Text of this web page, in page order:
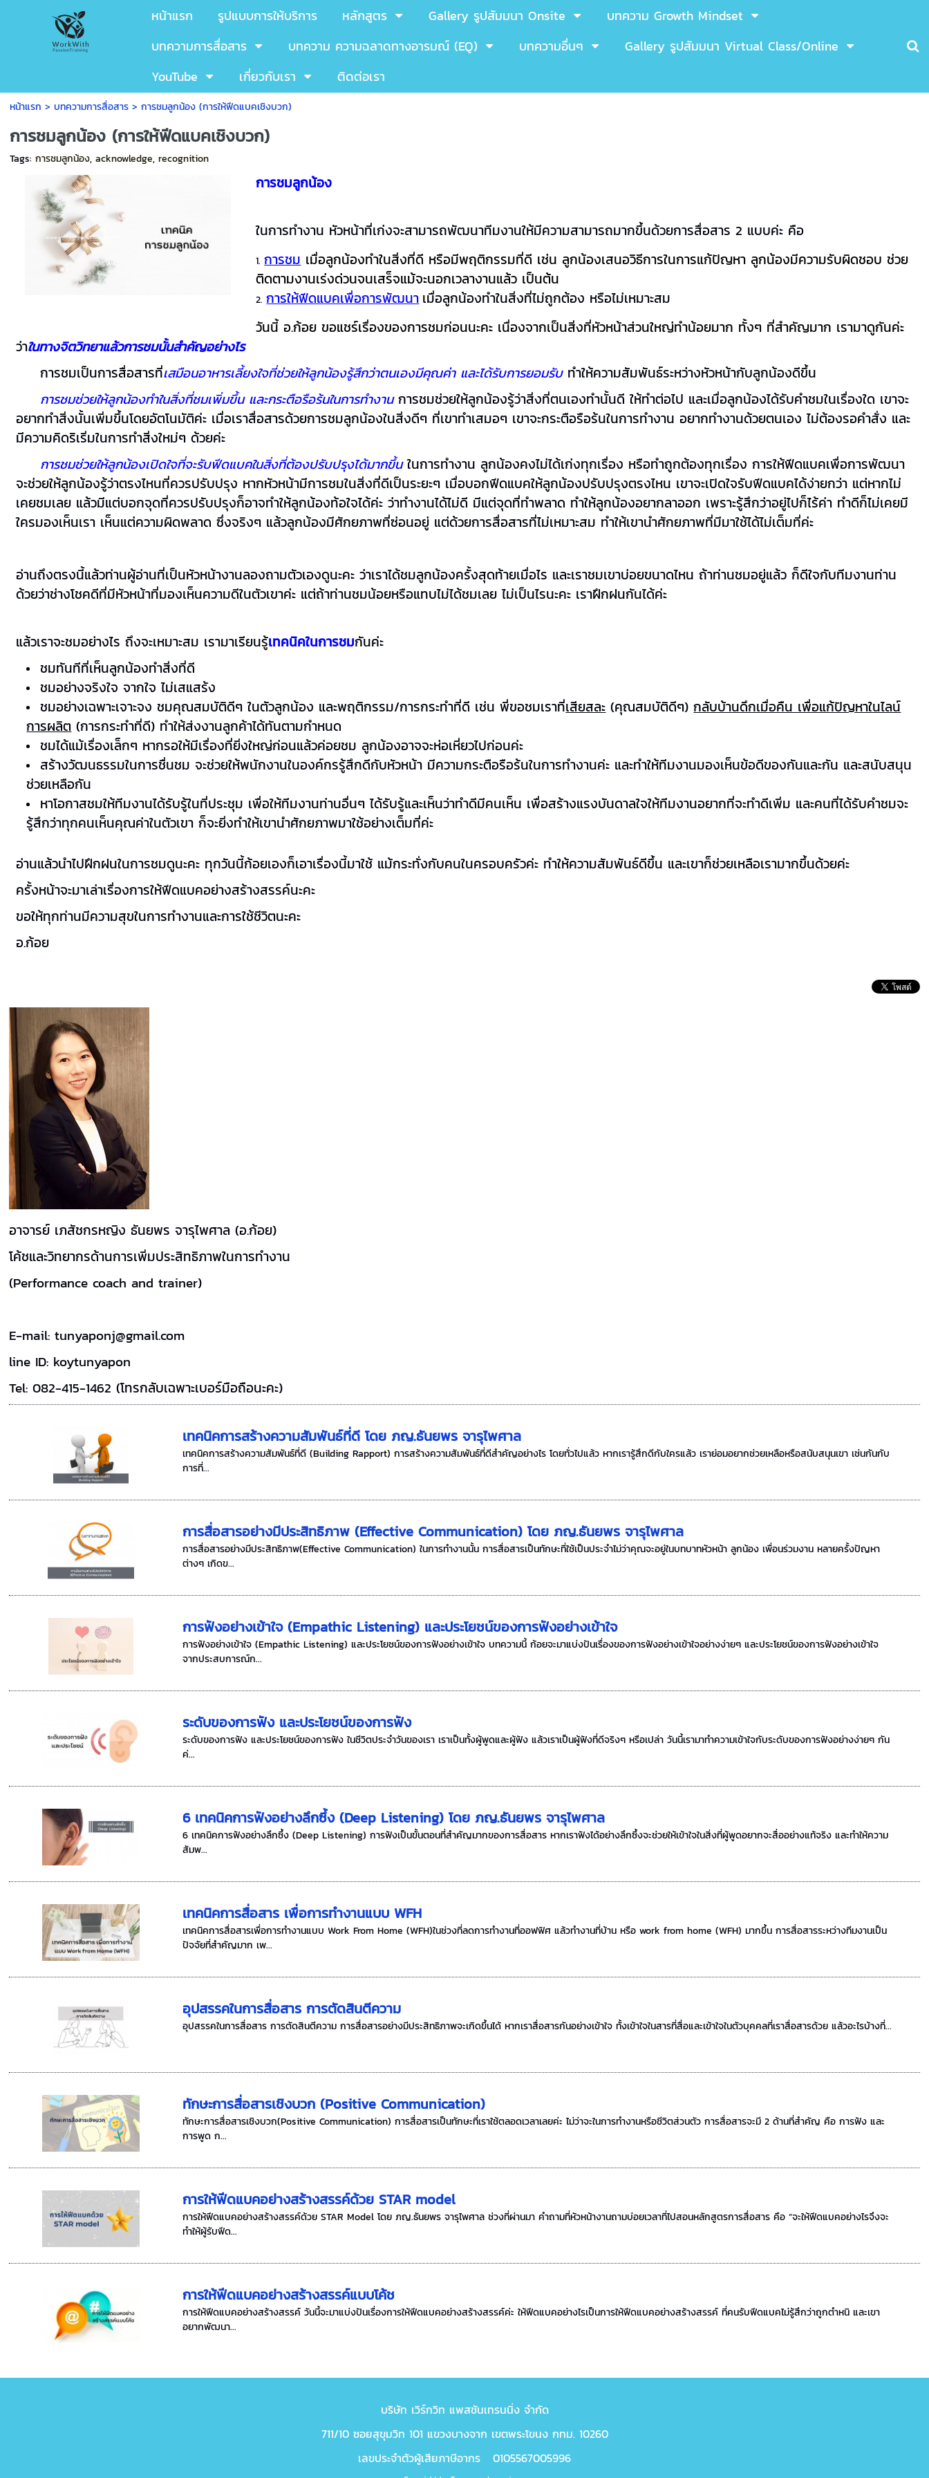
หน้าแรก รูปแบบการให้บริการ หลักสูตร Gallery รูปสัมมนา Onsite
บทความ Growth Mindset
บทความการสื่อสาร
บทความ ความฉลาดทางอารมณ์ (EQ) บทความอื่นๆ
Gallery รูปสัมมนา Virtual Class/Online
YouTube
เกี่ยวกับเรา ติดต่อเรา
หน้าแรก > บทความการสื่อสาร> การชมลูกน้อง (การให้ฟีดแบคเชิงบวก)
การชมลูกน้อง (การให้ฟีดแบคเชิงบวก)
Tags: การชมลูกน้อง, acknowledge, recognition
การชมลูกน้อง
ในการทำงาน หัวหน้าที่เก่งจะสามารถพัฒนาทีมงานให้มีความสามารถมากขึ้นด้วยการสื่อสาร 2 แบบค่ะ คือ
การชม เมื่อลูกน้องทำในสิ่งที่ดี หรือมีพฤติกรรมที่ดี เช่น ลูกน้องเสนอวิธีการในการแก้ปัญหา ลูกน้องมีความรับผิดชอบ ช่วย
ติดตามงานเร่งด่วนจนเสร็จแม้จะนอกเวลางานแล้ว เป็นต้น
การให้ฟีดแบคเพื่อการพัฒนา เมื่อลูกน้องทำในสิ่งที่ไม่ถูกต้อง หรือไม่เหมาะสม
วันนี้ อ.ก้อย ขอแชร์เรื่องของการชมก่อนนะคะ เนื่องจากเป็นสิ่งที่หัวหน้าส่วนใหญ่ทำน้อยมาก ทั้งๆ ที่สำคัญมาก เรามาดูกันค่ะ
ว่าในทางจิตวิทยาแล้วการชมนั้นสำคัญอย่างไร
การชมเป็นการสื่อสารที่เสมือนอาหารเลี้ยงใจที่ช่วยให้ลูกน้องรู้สึกว่าตนเองมีคุณค่า และได้รับการยอมรับทำให้ความสัมพันธ์ระหว่างหัวหน้ากับลูกน้องดีขึ้น
การชมช่วยให้ลูกน้องทำในสิ่งที่ชมเพิ่มขึ้น และกระตือรือร้นในการทำงานการชมช่วยให้ลูกน้องรู้ว่าสิ่งที่ตนเองทำนั้นดี ให้ทำต่อไป และเมื่อลูกน้องได้รับคำชมในเรื่องใด เขาจะ
อยากทำสิ่งนั้นเพิ่มขึ้นโดยอัตโนมัติค่ะ เมื่อเราสื่อสารด้วยการชมลูกน้องในสิ่งดีๆ ที่เขาทำเสมอๆ เขาจะกระตือรือร้นในการทำงาน อยากทำงานด้วยตนเอง ไม่ต้องรอคำสั่ง และ
มีความคิดริเริ่มในการทำสิ่งใหม่ๆ ด้วยค่ะ
การชมช่วยให้ลูกน้องเปิดใจที่จะรับฟีดแบคในสิ่งที่ต้องปรับปรุงได้มากขึ้นในการทำงาน ลูกน้องคงไม่ได้เก่งทุกเรื่อง หรือทำถูกต้องทุกเรื่อง การให้ฟีดแบคเพื่อการพัฒนา
จะช่วยให้ลูกน้องรู้ว่าตรงไหนที่ควรปรับปรุง หากหัวหน้ามีการชมในสิ่งที่ดีเป็นระยะๆ เมื่อบอกฟีดแบคให้ลูกน้องปรับปรุงตรงไหน เขาจะเปิดใจรับฟีดแบคได้ง่ายกว่า แต่หากไม่
เคยชมเลย แล้วมีแต่บอกจุดที่ควรปรับปรุงก็อาจทำให้ลูกน้องท้อใจได้ค่ะ ว่าทำงานได้ไม่ดี มีแต่จุดที่ทำพลาด ทำให้ลูกน้องอยากลาออก เพราะรู้สึกว่าอยู่ไปก็ไร้ค่า ทำดีก็ไม่เคยมี
ใครมองเห็นเรา เห็นแต่ความผิดพลาด ซึ่งจริงๆ แล้วลูกน้องมีศักยภาพที่ซ่อนอยู่ แต่ด้วยการสื่อสารที่ไม่เหมาะสม ทำให้เขานำศักยภาพที่มีมาใช้ได้ไม่เต็มที่ค่ะ
อ่านถึงตรงนี้แล้วท่านผู้อ่านที่เป็นหัวหน้างานลองถามตัวเองดูนะคะ ว่าเราได้ชมลูกน้องครั้งสุดท้ายเมื่อไร และเราชมเขาบ่อยขนาดไหน ถ้าท่านชมอยู่แล้ว ก็ดีใจกับทีมงานท่าน
ด้วยว่าช่างโชคดีที่มีหัวหน้าที่มองเห็นความดีในตัวเขาค่ะ แต่ถ้าท่านชมน้อยหรือแทบไม่ได้ชมเลย ไม่เป็นไรนะคะ เราฝึกฝนกันได้ค่ะ
แล้วเราจะชมอย่างไร ถึงจะเหมาะสม เรามาเรียนรู้เทคนิคในการชมกันค่ะ
ชมทันทีที่เห็นลูกน้องทำสิ่งที่ดี
ชมอย่างจริงใจ จากใจ ไม่เสแสร้ง
ชมอย่างเฉพาะเจาะจง ชมคุณสมบัติดีๆ ในตัวลูกน้อง และพฤติกรรม/การกระทำที่ดี เช่น พี่ขอชมเราที่เสียสละ (คุณสมบัติดีๆ)กลับบ้านดึกเมื่อคืน เพื่อแก้ปัญหาในไลน์
การผลิต (การกระทำที่ดี) ทำให้ส่งงานลูกค้าได้ทันตามกำหนด
ชมได้แม้เรื่องเล็กๆ หากรอให้มีเรื่องที่ยิ่งใหญ่ก่อนแล้วค่อยชม ลูกน้องอาจจะห่อเหี่ยวไปก่อนค่ะ
สร้างวัฒนธรรมในการชื่นชม จะช่วยให้พนักงานในองค์กรรู้สึกดีกับหัวหน้า มีความกระตือรือร้นในการทำงานค่ะ และทำให้ทีมงานมองเห็นข้อดีของกันและกัน และสนับสนุน
ช่วยเหลือกัน
หาโอกาสชมให้ทีมงานได้รับรู้ในที่ประชุม เพื่อให้ทีมงานท่านอื่นๆ ได้รับรู้และเห็นว่าทำดีมีคนเห็น เพื่อสร้างแรงบันดาลใจให้ทีมงานอยากที่จะทำดีเพิ่ม และคนที่ได้รับคำชมจะ
รู้สึกว่าทุกคนเห็นคุณค่าในตัวเขา ก็จะยิ่งทำให้เขานำศักยภาพมาใช้อย่างเต็มที่ค่ะ
อ่านแล้วนำไปฝึกฝนในการชมดูนะคะ ทุกวันนี้ก้อยเองก็เอาเรื่องนี้มาใช้ แม้กระทั่งกับคนในครอบครัวค่ะ ทำให้ความสัมพันธ์ดีขึ้น และเขาก็ช่วยเหลือเรามากขึ้นด้วยค่ะ
ครั้งหน้าจะมาเล่าเรื่องการให้ฟีดแบคอย่างสร้างสรรค์นะคะ
ขอให้ทุกท่านมีความสุขในการทำงานและการใช้ชีวิตนะคะ
อ.ก้อย
อาจารย์ เภสัชกรหญิง ธันยพร จารุไพศาล (อ.ก้อย)
โค้ชและวิทยากรด้านการเพิ่มประสิทธิภาพในการทำงาน
(Performance coach and trainer)
E-mail: tunyaponj@gmail.com
line ID: koytunyapon
Tel: 082-415-1462 (โทรกลับเฉพาะเบอร์มือถือนะคะ)
เทคนิคการสร้างความสัมพันธ์ที่ดี โดย ภญ.ธันยพร จารุไพศาล
เทคนิคการสร้างความสัมพันธ์ที่ดี (Building Rapport) การสร้างความสัมพันธ์ที่ดีสำคัญอย่างไร โดยทั่วไปแล้ว หากเรารู้สึกดีกับใครแล้ว เราย่อมอยากช่วยเหลือหรือสนับสนุนเขา เช่นกันกับ
การที่...
การสื่อสารอย่างมีประสิทธิภาพ (Effective Communication) โดย ภญ.ธันยพร จารุไพศาล
การสื่อสารอย่างมีประสิทธิภาพ(Effective Communication) ในการทำงานนั้น การสื่อสารเป็นทักษะที่ใช้เป็นประจำไม่ว่าคุณจะอยู่ในบทบาทหัวหน้า ลูกน้อง เพื่อนร่วมงาน หลายครั้งปัญหา
ต่างๆ เกิดข...
การฟังอย่างเข้าใจ (Empathic Listening) และประโยชน์ของการฟังอย่างเข้าใจ
การฟังอย่างเข้าใจ (Empathic Listening) และประโยชน์ของการฟังอย่างเข้าใจ บทความนี้ ก้อยจะมาแบ่งปันเรื่องของการฟังอย่างเข้าใจอย่างง่ายๆ และประโยชน์ของการฟังอย่างเข้าใจ
จากประสบการณ์ก...
ระดับของการฟัง และประโยชน์ของการฟัง
ระดับของการฟัง และประโยชน์ของการฟัง ในชีวิตประจำวันของเรา เราเป็นทั้งผู้พูดและผู้ฟัง แล้วเราเป็นผู้ฟังที่ดีจริงๆ หรือเปล่า วันนี้เรามาทำความเข้าใจกับระดับของการฟังอย่างง่ายๆ กัน
ค่...
6 เทคนิคการฟังอย่างลึกซึ้ง (Deep Listening) โดย ภญ.ธันยพร จารุไพศาล
6 เทคนิคการฟังอย่างลึกซึ้ง (Deep Listening) การฟังเป็นขั้นตอนที่สำคัญมากของการสื่อสาร หากเราฟังได้อย่างลึกซึ้งจะช่วยให้เข้าใจในสิ่งที่ผู้พูดอยากจะสื่ออย่างแท้จริง และทำให้ความ
สัมพ...
เทคนิคการสื่อสาร เพื่อการทำงานแบบ WFH
เทคนิคการสื่อสารเพื่อการทำงานแบบ Work From Home (WFH)ในช่วงที่ลดการทำงานที่ออฟฟิศ แล้วทำงานที่บ้าน หรือ work from home (WFH) มากขึ้น การสื่อสารระหว่างทีมงานเป็น
ปัจจัยที่สำคัญมาก เพ...
อุปสรรคในการสื่อสาร การตัดสินตีความ
อุปสรรคในการสื่อสาร การตัดสินตีความ การสื่อสารอย่างมีประสิทธิภาพจะเกิดขึ้นได้ หากเราสื่อสารกันอย่างเข้าใจ ทั้งเข้าใจในสารที่สื่อและเข้าใจในตัวบุคคลที่เราสื่อสารด้วย แล้วอะไรบ้างที่...
ทักษะการสื่อสารเชิงบวก (Positive Communication)
ทักษะการสื่อสารเชิงบวก(Positive Communication) การสื่อสารเป็นทักษะที่เราใช้ตลอดเวลาเลยค่ะ ไม่ว่าจะในการทำงานหรือชีวิตส่วนตัว การสื่อสารจะมี 2 ด้านที่สำคัญ คือ การฟัง และ
การพูด ก...
การให้ฟีดแบคอย่างสร้างสรรค์ด้วย STAR model
การให้ฟีดแบคอย่างสร้างสรรค์ด้วย STAR Model โดย ภญ.ธันยพร จารุไพศาล ช่วงที่ผ่านมา คำถามที่หัวหน้างานถามบ่อยเวลาที่ไปสอนหลักสูตรการสื่อสาร คือ “จะให้ฟีดแบคอย่างไรจึงจะ
ทำให้ผู้รับฟีด...
การให้ฟีดแบคอย่างสร้างสรรค์แบบโค้ช
การให้ฟีดแบคอย่างสร้างสรรค์ วันนี้จะมาแบ่งปันเรื่องการให้ฟีดแบคอย่างสร้างสรรค์ค่ะ ให้ฟีดแบคอย่างไรเป็นการให้ฟีดแบคอย่างสร้างสรรค์ ที่คนรับฟีดแบคไม่รู้สึกว่าถูกตำหนิ และเขา
อยากพัฒนา...
บริษัท เวิร์กวิท แพสชันเทรนนิ่ง จำกัด
711/10 ซอยสุขุมวิท 101 แขวงบางจาก เขตพระโขนง กทม. 10260
เลขประจำตัวผู้เสียภาษีอากร 0105567005996